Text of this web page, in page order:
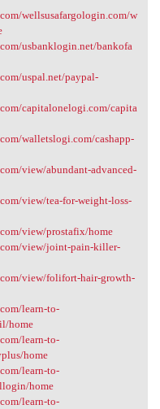
wellsusafargologin.com/w
usbanklogin.net/bankofa
uspal.net/paypal-
capitalonelogi.com/capita
walletslogi.com/cashapp-
view/abundant-advanced-
view/tea-for-weight-loss-
view/prostafix/home
view/joint-pain-killer-
view/folifort-hair-growth-
learn-to-
home
learn-to-
home
learn-to-
home
learn-to-